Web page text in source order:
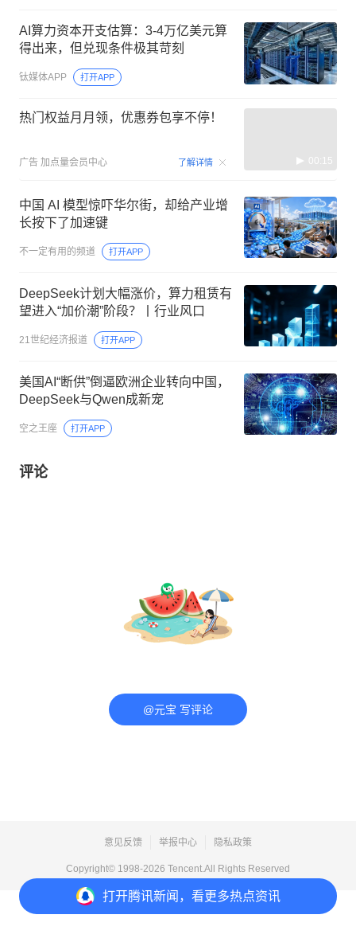
打开腾讯新闻，看更多热点资讯
AI算力资本开支估算：3-4万亿美元算
得出来，但兑现条件极其苛刻
钛媒体APP 打开APP
热门权益月月领，优惠券包享不停！
广告 加点量会员中心 了解详情 00:15
中国 AI 模型惊吓华尔街，却给产业增
长按下了加速键
不一定有用的频道 打开APP
DeepSeek计划大幅涨价，算力租赁有
望进入“加价潮”阶段？丨行业风口
21世纪经济报道 打开APP
美国AI“断供”倒逼欧洲企业转向中国，
DeepSeek与Qwen成新宠
空之王座 打开APP
评论
@元宝 写评论
意见反馈 举报中心 隐私政策
Copyright© 1998-2026 Tencent.All Rights Reserved